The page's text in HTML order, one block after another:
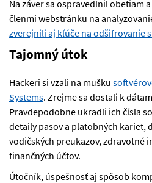
Na záver sa ospravedlnil obetiam
členmi webstránku na
zverejnili aj kľúče na odšifrovanie
Tajomný útok
Hackeri si vzali na mušku
Systems. Zrejme sa dostali k
Pravdepodobne ukradli ich čísla
detaily pasov a platobných kariet,
vodičských preukazov, zdravotné
finančných účtov.
Útočník, úspešnosť aj spôsob